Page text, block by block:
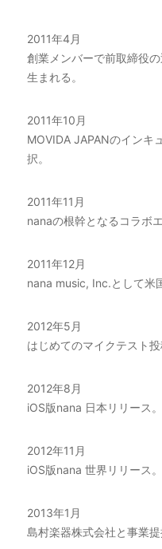
2011年4月
創業メンバーで前取締役
生まれる。
2011年10月
MOVIDA JAPANのインキ
択。
2011年11月
nanaの根幹となるコラボ
2011年12月
nana music, Inc.として米
2012年5月
はじめてのマイクテスト
2012年8月
iOS版nana 日本リリース。
2012年11月
iOS版nana 世界リリース。
2013年1月
島村楽器株式会社と事業提